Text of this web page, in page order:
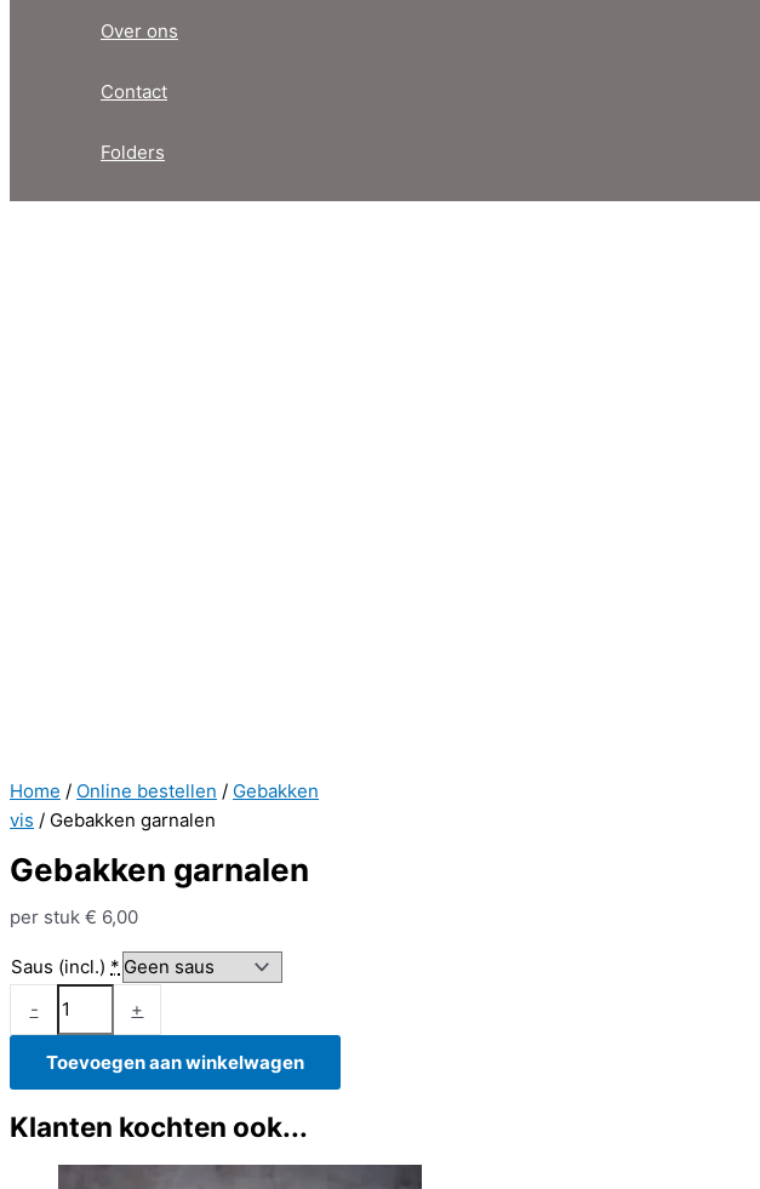
Over ons
Contact
Folders
Home / Online bestellen / Gebakken
vis / Gebakken garnalen
Gebakken garnalen
per stuk € 6,00
Saus (incl.) *
-
Gebakken
aantal
+
Toevoegen aan winkelwagen
Klanten kochten ook...